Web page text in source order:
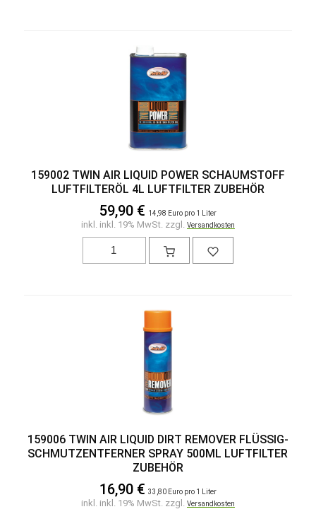
159002 TWIN AIR LIQUID POWER SCHAUMSTOFF
LUFTFILTERÖL 4L LUFTFILTER ZUBEHÖR
59,90 € 14,98 Euro pro 1 Liter
inkl. inkl. 19% MwSt. zzgl. Versandkosten
159006 TWIN AIR LIQUID DIRT REMOVER FLÜSSIG-
SCHMUTZENTFERNER SPRAY 500ML LUFTFILTER
ZUBEHÖR
16,90 € 33,80 Euro pro 1 Liter
inkl. inkl. 19% MwSt. zzgl. Versandkosten